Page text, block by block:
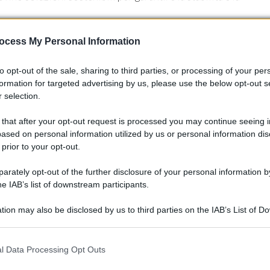
My Personal Information
opt-out of the sale, sharing to third parties, or processing of your
for targeted advertising by us, please use the below opt-out
selection.
that after your opt-out request is processed you may continue seeing
on personal information utilized by us or personal information
to your opt-out.
opt-out of the further disclosure of your personal information
IAB’s list of downstream participants.
may also be disclosed by us to third parties on the IAB’s List of
including but not limited to your visit or usage behaviour. You may
Data Processing Opt Outs